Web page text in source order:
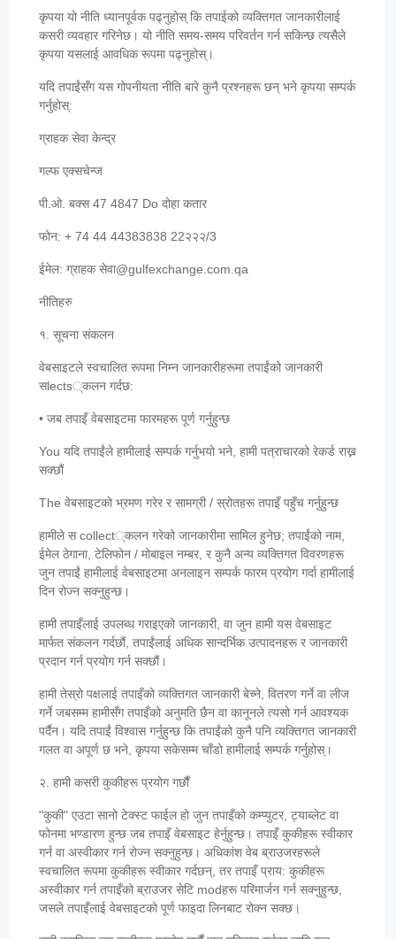
कृपया यो नीति ध्यानपूर्वक पढ्नुहोस् कि तपाईको व्यक्तिगत जानकारीलाई
कसरी व्यवहार गरिनेछ। यो नीति समय-समय परिवर्तन गर्न सकिन्छ त्यसैले
कृपया यसलाई आवधिक रूपमा पढ्नुहोस्।
यदि तपाईंसँग यस गोपनीयता नीति बारे कुनै प्रश्नहरू छन् भने कृपया सम्पर्क
गर्नुहोस्:
ग्राहक सेवा केन्द्र
गल्फ एक्सचेन्ज
पी.ओ. बक्स 47 4847 Do दोहा कतार
फोन: + 74 44 44383838 22२२२/3
ईमेल: ग्राहक सेवा@gulfexchange.com.qa
नीतिहरु
१. सूचना संकलन
वेबसाइटले स्वचालित रूपमा निम्न जानकारीहरूमा तपाईंको जानकारी
सlects्कलन गर्दछ:
• जब तपाइँ वेबसाइटमा फारमहरू पूर्ण गर्नुहुन्छ
You यदि तपाईंले हामीलाई सम्पर्क गर्नुभयो भने, हामी पत्राचारको रेकर्ड राख्न
सक्छौं
The वेबसाइटको भ्रमण गरेर र सामग्री / स्रोतहरू तपाइँ पहुँच गर्नुहुन्छ
हामीले स collect्कलन गरेको जानकारीमा सामिल हुनेछ; तपाईंको नाम,
ईमेल ठेगाना, टेलिफोन / मोबाइल नम्बर, र कुनै अन्य व्यक्तिगत विवरणहरू
जुन तपाईं हामीलाई वेबसाइटमा अनलाइन सम्पर्क फारम प्रयोग गर्दा हामीलाई
दिन रोज्न सक्नुहुन्छ।
हामी तपाइँलाई उपलब्ध गराइएको जानकारी, वा जुन हामी यस वेबसाइट
मार्फत संकलन गर्दछौं, तपाईंलाई अधिक सान्दर्भिक उत्पादनहरू र जानकारी
प्रदान गर्न प्रयोग गर्न सक्छौं।
हामी तेस्रो पक्षलाई तपाइँको व्यक्तिगत जानकारी बेच्ने, वितरण गर्ने वा लीज
गर्ने जबसम्म हामीसँग तपाइँको अनुमति छैन वा कानूनले त्यसो गर्न आवश्यक
पर्दैन। यदि तपाईं विश्वास गर्नुहुन्छ कि तपाईंको कुनै पनि व्यक्तिगत जानकारी
गलत वा अपूर्ण छ भने, कृपया सकेसम्म चाँडो हामीलाई सम्पर्क गर्नुहोस्।
२. हामी कसरी कुकीहरू प्रयोग गर्छौं
"कुकी" एउटा सानो टेक्स्ट फाईल हो जुन तपाइँको कम्प्युटर, ट्याब्लेट वा
फोनमा भण्डारण हुन्छ जब तपाइँ वेबसाइट हेर्नुहुन्छ। तपाइँ कुकीहरू स्वीकार
गर्न वा अस्वीकार गर्न रोज्न सक्नुहुन्छ। अधिकांश वेब ब्राउजरहरूले
स्वचालित रूपमा कुकीहरू स्वीकार गर्दछन्, तर तपाइँ प्राय: कुकीहरू
अस्वीकार गर्न तपाइँको ब्राउजर सेटि modहरू परिमार्जन गर्न सक्नुहुन्छ,
जसले तपाइँलाई वेबसाइटको पूर्ण फाइदा लिनबाट रोक्न सक्छ।